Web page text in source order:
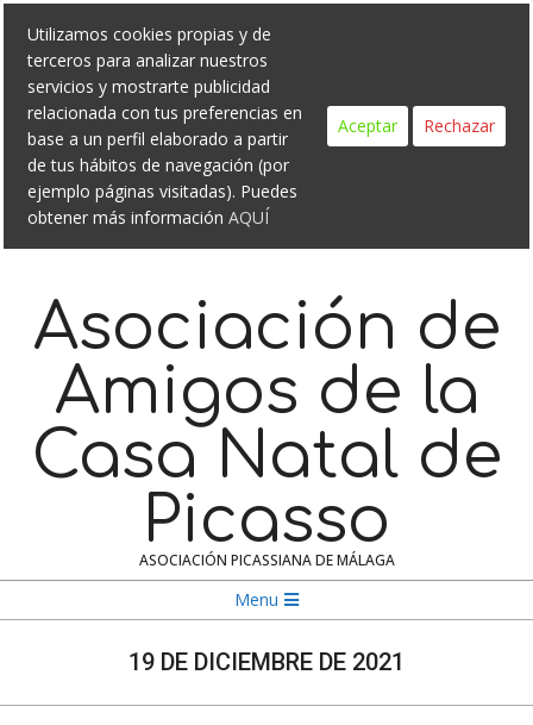
Skip
content
Search
Asociación de
Amigos de la
Casa Natal de
Picasso
ASOCIACIÓN PICASSIANA DE MÁLAGA
Menu
Menu
19 DE DICIEMBRE DE 2021
Utilizamos cookies propias y de
terceros para analizar nuestros
servicios y mostrarte publicidad
relacionada con tus preferencias en
base a un perfil elaborado a partir
de tus hábitos de navegación (por
ejemplo páginas visitadas). Puedes
obtener más información AQUÍ
Aceptar Rechazar